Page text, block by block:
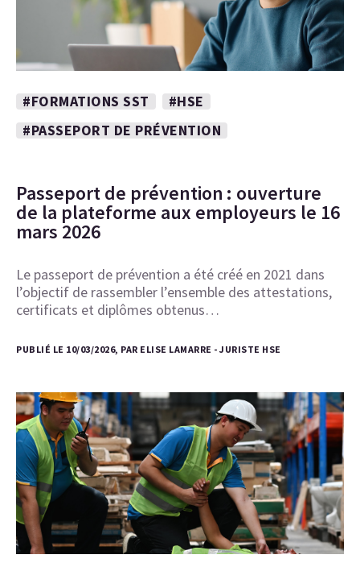
#FORMATIONS SST
#HSE
#PASSEPORT DE PRÉVENTION
Passeport de prévention : ouverture
de la plateforme aux employeurs le 16
mars 2026
Le passeport de prévention a été créé en 2021 dans
l’objectif de rassembler l’ensemble des attestations,
certificats et diplômes obtenus…
PUBLIÉ LE 10/03/2026, PAR ELISE LAMARRE - JURISTE HSE